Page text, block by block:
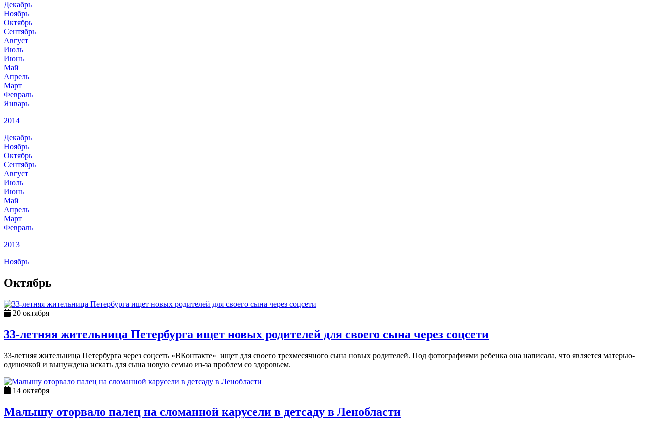
Декабрь
Ноябрь
Октябрь
Сентябрь
Август
Июль
Июнь
Май
Апрель
Март
Февраль
Январь
2014
Декабрь
Ноябрь
Октябрь
Сентябрь
Август
Июль
Июнь
Май
Апрель
Март
Февраль
2013
Ноябрь
Октябрь
20 октября
33-летняя жительница Петербурга ищет новых родителей для своего сына через соцсети
33-летняя жительница Петербурга через соцсеть «ВКонтакте» ищет для своего трехмесячного сына новых родителей. Под фотографиями ребенка она написала, что является матерью-
одиночкой и вынуждена искать для сына новую семью из-за проблем со здоровьем.
14 октября
Малышу оторвало палец на сломанной карусели в детсаду в Ленобласти